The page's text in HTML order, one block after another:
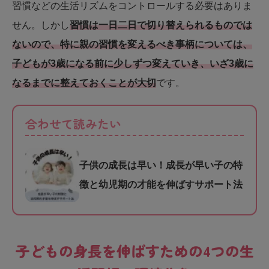
習慣などの生活リズムをコントロールする必要はありま
せん。しかし習慣は一日二日で切り替えられるものでは
ないので、特に親の習慣を変えるべき事柄については、
子どもが3歳になる前に少しずつ変えていき、いざ3歳に
なるまでに整えておくことが大切 です。
合わせて読みたい
子供の成長は早い！成長が早い子の特
徴と幼児期の才能を伸ばすサポート法
子どもの身長を伸ばすための4つの生